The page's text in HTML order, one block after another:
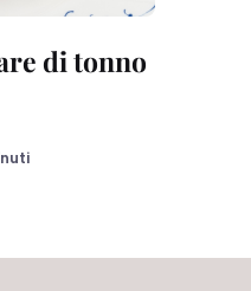
di tonno